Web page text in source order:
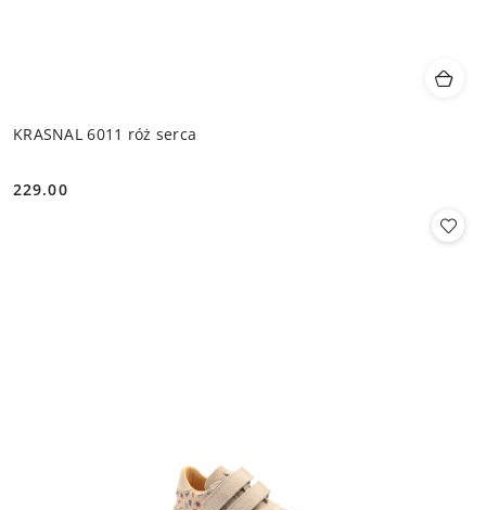
KRASNAL 6011 róż serca
Cena:
229.00